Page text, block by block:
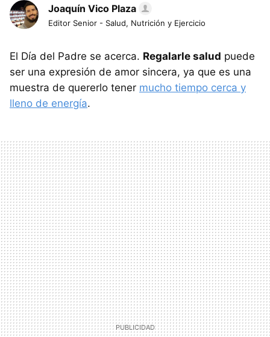
Joaquín Vico Plaza
Editor Senior - Salud, Nutrición y Ejercicio
El Día del Padre se acerca. Regalarle salud puede
ser una expresión de amor sincera, ya que es una
muestra de quererlo tener mucho tiempo cerca y
lleno de energía.